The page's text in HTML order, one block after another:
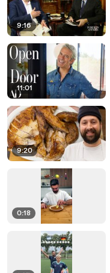
9:16
11:01
9:20
0:18